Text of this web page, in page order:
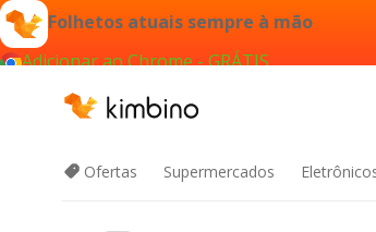
Folhetos atuais sempre à mão
Adicionar ao Chrome - GRÁTIS
Ofertas Supermercados